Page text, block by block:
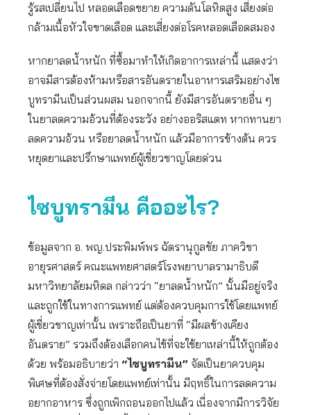
รู้รสเปลี่ยนไป หลอดเลือดขยาย ความดันโลหิตสูง เสี่ยงต่อ
กล้ามเนื้อหัวใจขาดเลือด และเสี่ยงต่อโรคหลอดเลือดสมอง
หากยาลดน้ำหนัก ที่ซื้อมาทำให้เกิดอาการเหล่านี้ แสดงว่า
อาจมีสารต้องห้ามหรือสารอันตรายในอาหารเสริมอย่างไซ
บูทรามีนเป็นส่วนผสม นอกจากนี้ ยังมีสารอันตรายอื่น ๆ
ในยาลดความอ้วนที่ต้องระวัง อย่างออริสแตท หากทานยา
ลดความอ้วน หรือยาลดน้ำหนัก แล้วมีอาการข้างต้น ควร
หยุดยาและปรึกษาแพทย์ผู้เชี่ยวชาญโดยด่วน
ไซบูทรามีน คืออะไร?
ข้อมูลจาก อ. พญ.ประพิมพ์พร ฉัตรานุกูลชัย ภาควิชา
อายุรศาสตร์ คณะแพทยศาสตร์โรงพยาบาลรามาธิบดี
มหาวิทยาลัยมหิดล กล่าวว่า “ยาลดน้ำหนัก” นั้นมีอยู่จริง
และถูกใช้ในทางการแพทย์ แต่ต้องควบคุมการใช้โดยแพทย์
ผู้เชี่ยวชาญเท่านั้น เพราะถือเป็นยาที่ “มีผลข้างเคียง
อันตราย” รวมถึงต้องเลือกคนไข้ที่จะใช้ยาเหล่านี้ให้ถูกต้อง
ด้วย พร้อมอธิบายว่า “ไซบูทรามีน” จัดเป็นยาควบคุม
พิเศษที่ต้องสั่งจ่ายโดยแพทย์เท่านั้น มีฤทธิ์ในการลดความ
อยากอาหาร ซึ่งถูกเพิกถอนออกไปแล้ว เนื่องจากมีการวิจัย